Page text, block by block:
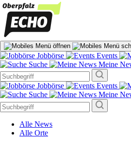
Jobbörse Events
Suche
Meine
Jobbörse Events
Suche
Meine
Alle News
Alle Orte